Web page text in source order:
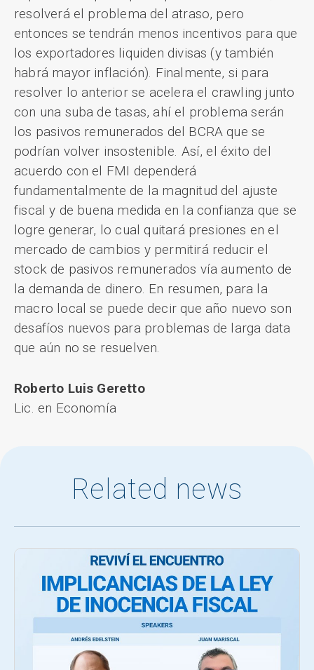
resolverá el problema del atraso, pero
entonces se tendrán menos incentivos para que
los exportadores liquiden divisas (y también
habrá mayor inflación). Finalmente, si para
resolver lo anterior se acelera el crawling junto
con una suba de tasas, ahí el problema serán
los pasivos remunerados del BCRA que se
podrían volver insostenible. Así, el éxito del
acuerdo con el FMI dependerá
fundamentalmente de la magnitud del ajuste
fiscal y de buena medida en la confianza que se
logre generar, lo cual quitará presiones en el
mercado de cambios y permitirá reducir el
stock de pasivos remunerados vía aumento de
la demanda de dinero. En resumen, para la
macro local se puede decir que año nuevo son
desafíos nuevos para problemas de larga data
que aún no se resuelven.
Roberto Luis Geretto
Lic. en Economía
Related news